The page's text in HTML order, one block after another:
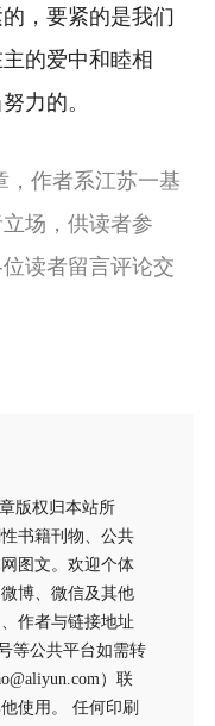
，要紧的是我们
的爱中和睦相
力的。
，作者系江苏一基
场，供读者参
读者留言评论交
版权归本站所
书籍刊物、公共
图文。欢迎个体
博、微信及其他
作者与链接地址
等公共平台如需转
）联
使用。 任何印刷